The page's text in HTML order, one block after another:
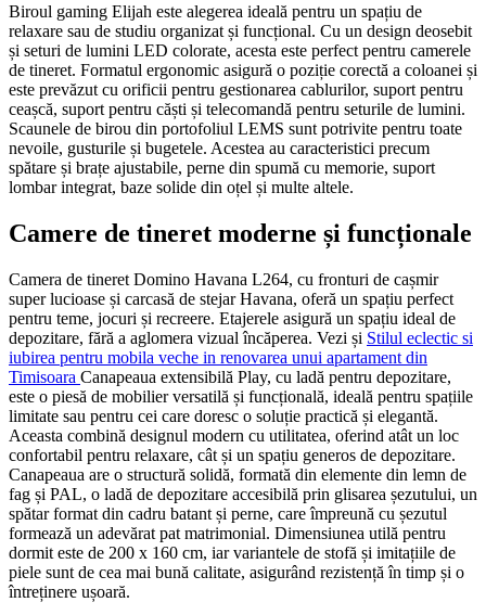
Biroul gaming Elijah este alegerea ideală pentru un spațiu de
relaxare sau de studiu organizat și funcțional. Cu un design deosebit
și seturi de lumini LED colorate, acesta este perfect pentru camerele
de tineret. Formatul ergonomic asigură o poziție corectă a coloanei și
este prevăzut cu orificii pentru gestionarea cablurilor, suport pentru
ceașcă, suport pentru căști și telecomandă pentru seturile de lumini.
Scaunele de birou din portofoliul LEMS sunt potrivite pentru toate
nevoile, gusturile și bugetele. Acestea au caracteristici precum
spătare și brațe ajustabile, perne din spumă cu memorie, suport
lombar integrat, baze solide din oțel și multe altele.
Camere de tineret moderne și funcționale
Camera de tineret Domino Havana L264, cu fronturi de cașmir
super lucioase și carcasă de stejar Havana, oferă un spațiu perfect
pentru teme, jocuri și recreere. Etajerele asigură un spațiu ideal de
depozitare, fără a aglomera vizual încăperea. Vezi și Stilul eclectic si
iubirea pentru mobila veche in renovarea unui apartament din
Timisoara Canapeaua extensibilă Play, cu ladă pentru depozitare,
este o piesă de mobilier versatilă și funcțională, ideală pentru spațiile
limitate sau pentru cei care doresc o soluție practică și elegantă.
Aceasta combină designul modern cu utilitatea, oferind atât un loc
confortabil pentru relaxare, cât și un spațiu generos de depozitare.
Canapeaua are o structură solidă, formată din elemente din lemn de
fag și PAL, o ladă de depozitare accesibilă prin glisarea șezutului, un
spătar format din cadru batant și perne, care împreună cu șezutul
formează un adevărat pat matrimonial. Dimensiunea utilă pentru
dormit este de 200 x 160 cm, iar variantele de stofă și imitațiile de
piele sunt de cea mai bună calitate, asigurând rezistență în timp și o
întreținere ușoară.